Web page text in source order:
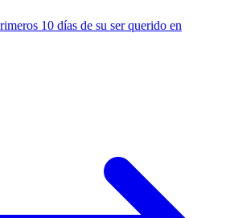
10 días de su ser querido en